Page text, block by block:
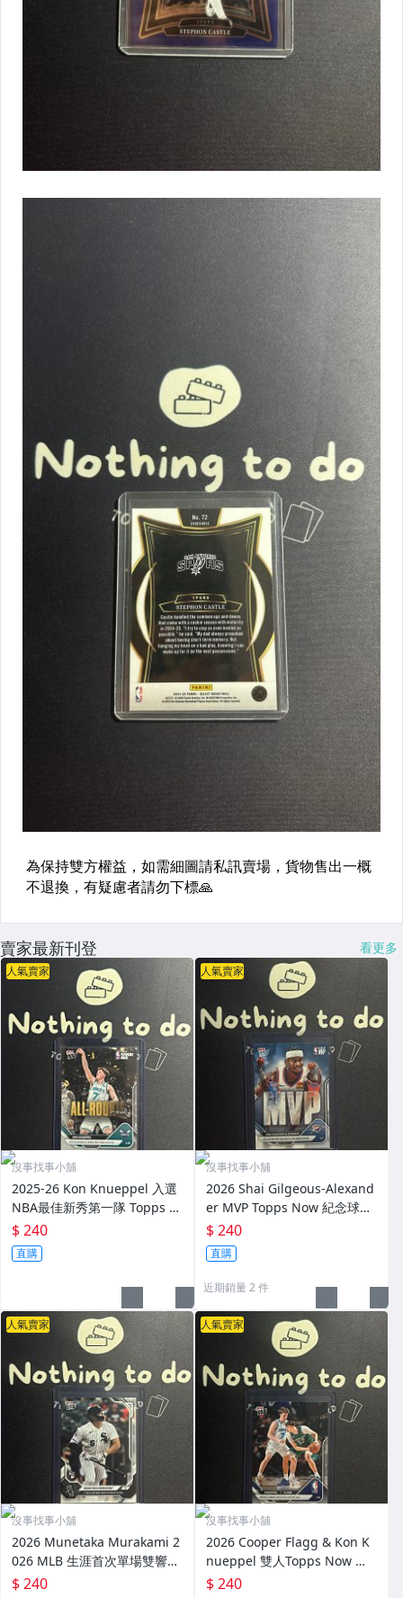
賣家最新刊登 看更多
人氣賣家
沒事找事小舖
2025-26 Kon Knueppel 入選
NBA最佳新秀第一隊 Topps N
ow 紀念球員卡
$ 240
直購
人氣賣家
沒事找事小舖
2026 Shai Gilgeous-Alexand
er MVP Topps Now 紀念球員
卡
$ 240
直購
近期銷量 2 件
人氣賣家
沒事找事小舖
2026 Munetaka Murakami 2
026 MLB 生涯首次單場雙響砲
Topps Now 紀念球員卡
$ 240
人氣賣家
沒事找事小舖
2026 Cooper Flagg & Kon K
nueppel 雙人Topps Now 紀
念球員卡
$ 240